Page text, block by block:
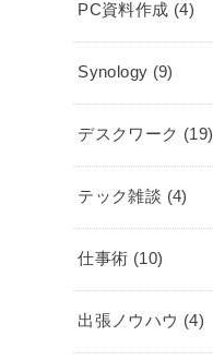
PC資料作成 (4)
Synology (9)
デスクワーク (19)
テック雑談 (4)
仕事術 (10)
出張ノウハウ (4)